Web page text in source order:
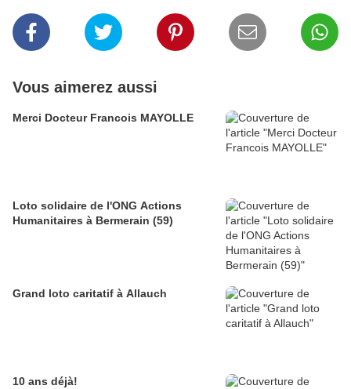
Vous aimerez aussi
Merci Docteur Francois MAYOLLE
Loto solidaire de l'ONG Actions
Humanitaires à Bermerain (59)
Grand loto caritatif à Allauch
10 ans déjà!